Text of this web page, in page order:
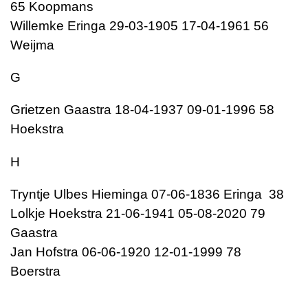
65 Koopmans
Willemke Eringa 29-03-1905 17-04-1961 56
Weijma
G
Grietzen Gaastra 18-04-1937 09-01-1996 58
Hoekstra
H
Tryntje Ulbes Hieminga 07-06-1836 Eringa 38
Lolkje Hoekstra 21-06-1941 05-08-2020 79
Gaastra
Jan Hofstra 06-06-1920 12-01-1999 78
Boerstra